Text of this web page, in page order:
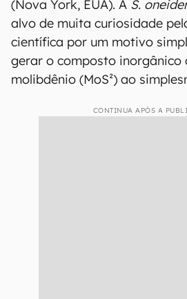
(Nova York, EUA). A S.
alvo de muita curiosidade
científica por um motivo
gerar o composto inorgânico
molibdênio (MoS²) ao
CONTINUA APÓS A